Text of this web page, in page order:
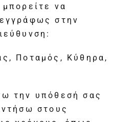
να
στην
Ποταμός, Κύθηρα,
την υπόθεσή σας
στους